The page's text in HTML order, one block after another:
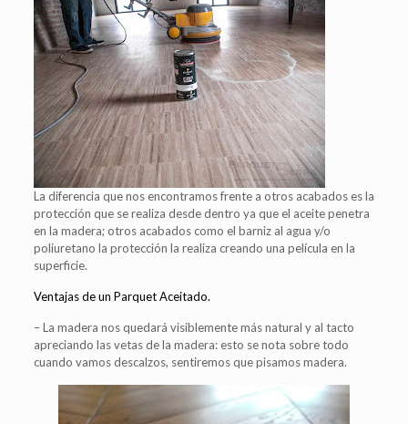
La diferencia que nos encontramos frente a otros acabados es la
protección que se realiza desde dentro ya que el aceite penetra
en la madera; otros acabados como el barniz al agua y/o
poliuretano la protección la realiza creando una película en la
superficie.
Ventajas de un Parquet Aceitado.
– La madera nos quedará visiblemente más natural y al tacto
apreciando las vetas de la madera: esto se nota sobre todo
cuando vamos descalzos, sentiremos que pisamos madera.